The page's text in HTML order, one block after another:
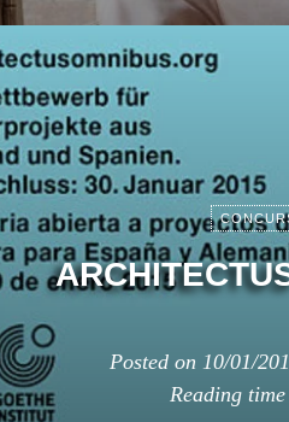
Posted on 10/01/
Reading time